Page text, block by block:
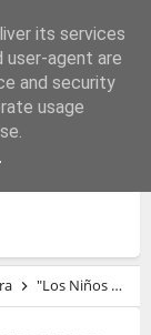
"Los Niños de Rusia", supervivientes republicanos que fueron evacuados a Rusia
its services
user-agent are
and security
usage